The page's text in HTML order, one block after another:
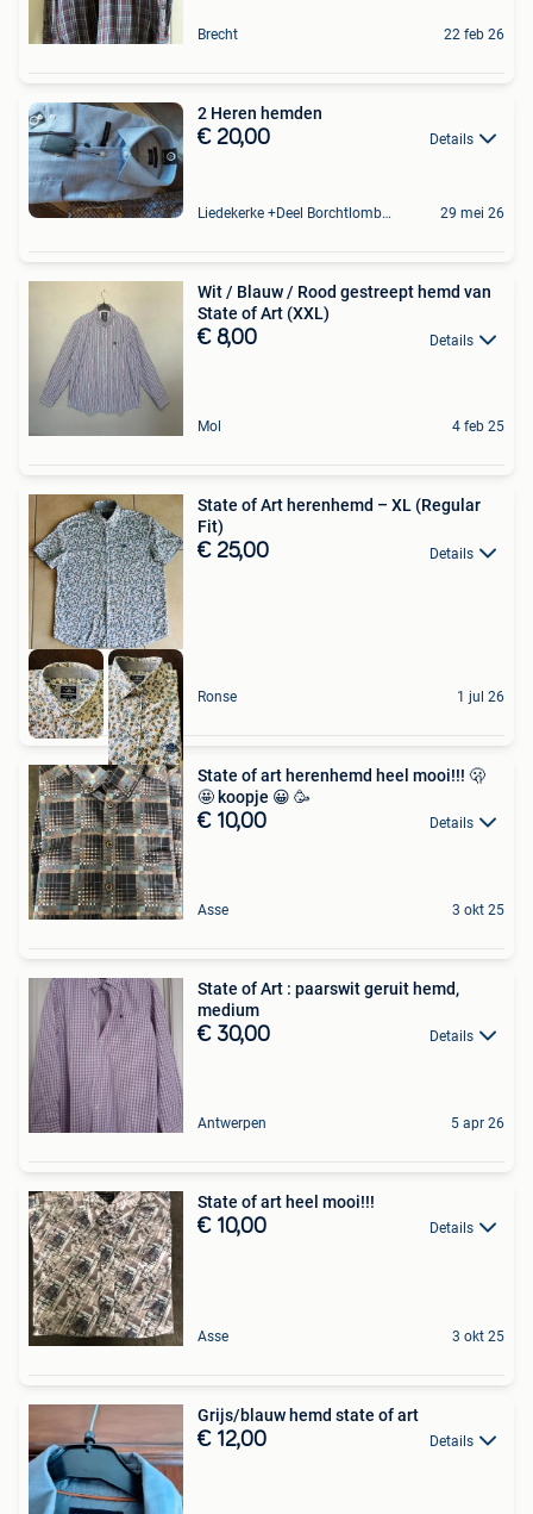
Brecht 22 feb 26
2 Heren hemden
€ 20,00 Details
Liedekerke +Deel Borchtlombeek 29 mei 26
Wit / Blauw / Rood gestreept hemd van
State of Art (XXL)
€ 8,00 Details
Mol 4 feb 25
State of Art herenhemd – XL (Regular
Fit)
€ 25,00 Details
Ronse 1 jul 26
State of art herenhemd heel mooi!!! 🫢
🤩 koopje 😀 🥳
€ 10,00 Details
Asse 3 okt 25
State of Art : paarswit geruit hemd,
medium
€ 30,00 Details
Antwerpen 5 apr 26
State of art heel mooi!!!
€ 10,00 Details
Asse 3 okt 25
Grijs/blauw hemd state of art
€ 12,00 Details